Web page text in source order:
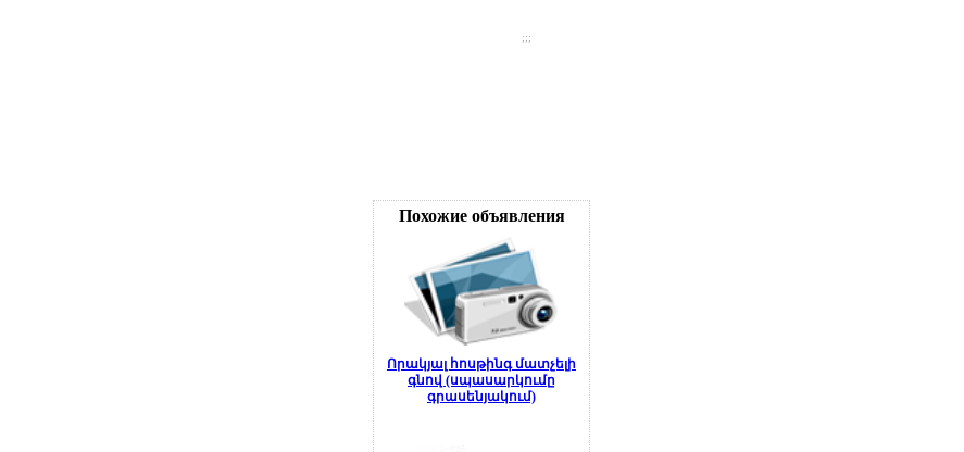
;;;
Похожие объявления
Որակյալ հոսթինգ մատչելի
գնով (սպասարկումը
գրասենյակում)